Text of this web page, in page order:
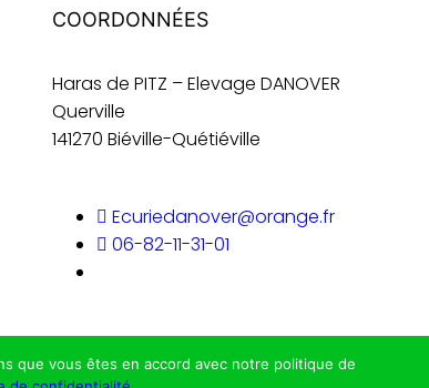
COORDONNÉES
Haras de PITZ – Elevage DANOVER
Querville
141270 Biéville-Quétiéville
Ecuriedanover@orange.fr
06-82-11-31-01
Politique de confidentialité
que vous êtes en accord avec notre politique de